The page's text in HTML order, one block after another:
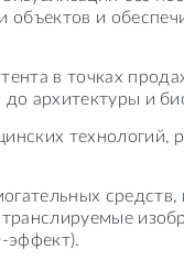
и
в точках
архитектуры и
технологий,
эффект).